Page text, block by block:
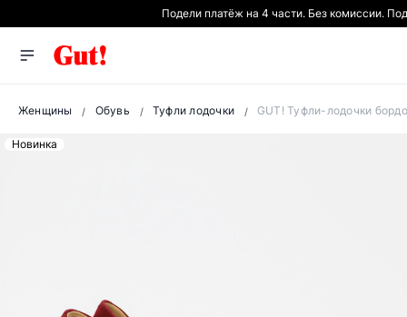
Подели платёж на 4 части. Без комиссии.
Женщины Обувь Туфли лодочки GUT! Туфли-лодочки
Новинка